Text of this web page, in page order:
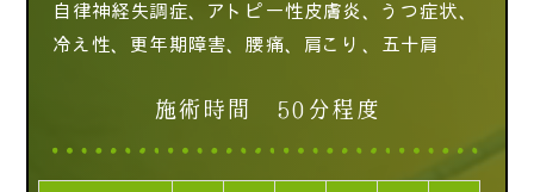
自律神経失調症、アトピー性皮膚炎、うつ症状、
冷え性、更年期障害、腰痛、肩こり、五十肩
施術時間 50分程度